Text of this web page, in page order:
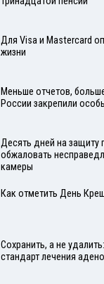
Для Visа и Mastercard
жизни
Меньше отчетов,
России закрепили
Десять дней на защиту
обжаловать
камеры
Как отметить День
Сохранить, а не
стандарт лечения